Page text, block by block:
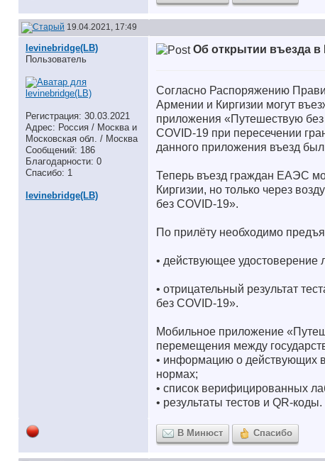
19.04.2021, 17:49
levinebridge(LB)
Пользователь
Регистрация: 30.03.2021
Адрес: Россия / Москва и
Московская обл. / Москва
Сообщений: 186
Благодарности: 0
Спасибо: 1
levinebridge(LB)
Об открытии въезда
Согласно Распоряжению
Армении и Киргизии могут
приложения «Путешествую без
COVID-19 при пересечении
данного приложения въезд
Теперь въезд граждан ЕАЭС
Киргизии, но только через
без COVID-19».
По прилёту необходимо
• действующее удостоверение
• отрицательный результат
без COVID-19».
Мобильное приложение
перемещения между
• информацию о действующих
нормах;
• список верифицированных
• результаты тестов и QR-коды.
В Минюст Спасибо